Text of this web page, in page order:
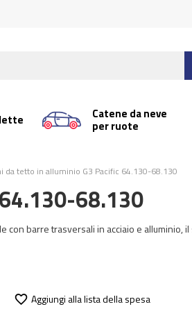
Catene da neve
per ruote
da tetto in alluminio G3 Pacific 64.130-68.130
68.130
con barre trasversali in acciaio e alluminio,
Aggiungi alla lista della spesa